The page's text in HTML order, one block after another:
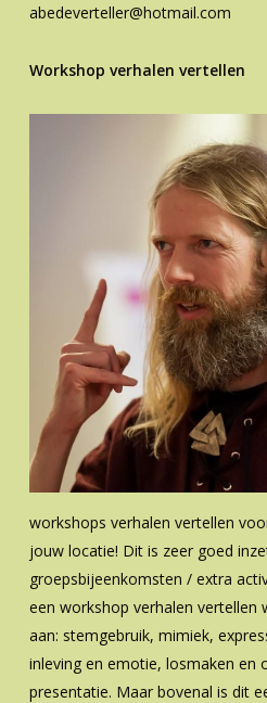
abedeverteller@hotmail.com
Workshop verhalen vertellen
workshops verhalen vertellen
jouw locatie! Dit is zeer goed
groepsbijeenkomsten / extra
een workshop verhalen vertellen
aan: stemgebruik, mimiek,
inleving en emotie, losmaken en
presentatie. Maar bovenal is dit